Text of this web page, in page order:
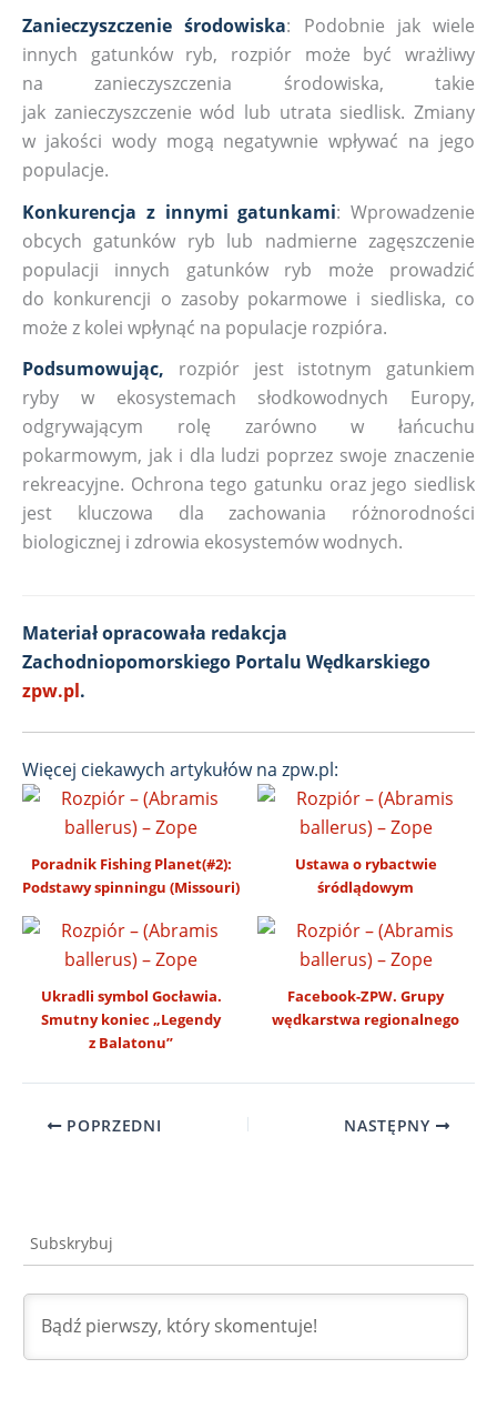
Zanieczyszczenie środowiska: Podobnie jak wiele
innych gatunków ryb, rozpiór może być wrażliwy
na zanieczyszczenia środowiska, takie
jak zanieczyszczenie wód lub utrata siedlisk. Zmiany
w jakości wody mogą negatywnie wpływać na jego
populacje.
Konkurencja z innymi gatunkami: Wprowadzenie
obcych gatunków ryb lub nadmierne zagęszczenie
populacji innych gatunków ryb może prowadzić
do konkurencji o zasoby pokarmowe i siedliska, co
może z kolei wpłynąć na populacje rozpióra.
Podsumowując, rozpiór jest istotnym gatunkiem
ryby w ekosystemach słodkowodnych Europy,
odgrywającym rolę zarówno w łańcuchu
pokarmowym, jak i dla ludzi poprzez swoje znaczenie
rekreacyjne. Ochrona tego gatunku oraz jego siedlisk
jest kluczowa dla zachowania różnorodności
biologicznej i zdrowia ekosystemów wodnych.
Materiał opracowała redakcja
Zachodniopomorskiego Portalu Wędkarskiego
zpw.pl.
Więcej ciekawych artykułów na zpw.pl:
Poradnik Fishing Planet(#2):
Podstawy spinningu (Missouri)
Ustawa o rybactwie
śródlądowym
Ukradli symbol Gocławia.
Smutny koniec „Legendy
z Balatonu”
Facebook-ZPW. Grupy
wędkarstwa regionalnego
POPRZEDNI NASTĘPNY
Subskrybuj